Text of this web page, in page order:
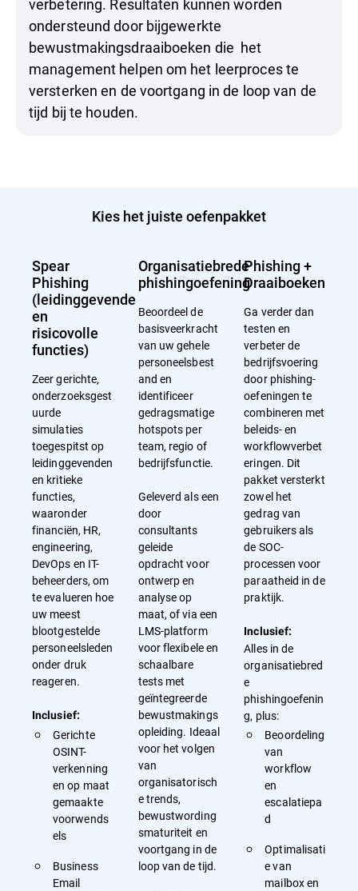
verbetering. Resultaten kunnen worden
ondersteund door bijgewerkte
bewustmakingsdraaiboeken die het
management helpen om het leerproces te
versterken en de voortgang in de loop van de
tijd bij te houden.
Kies het juiste oefenpakket
Spear
Phishing
(leidinggevende
en
risicovolle
functies)
Zeer gerichte,
onderzoeksgest
uurde
simulaties
toegespitst op
leidinggevenden
en kritieke
functies,
waaronder
financiën, HR,
engineering,
DevOps en IT-
beheerders, om
te evalueren hoe
uw meest
blootgestelde
personeelsleden
onder druk
reageren.
Inclusief:
Gerichte
OSINT-
verkenning
en op maat
gemaakte
voorwends
els
Business
Email
Organisatiebrede
phishingoefening
Beoordeel de
basisveerkracht
van uw gehele
personeelsbest
and en
identificeer
gedragsmatige
hotspots per
team, regio of
bedrijfsfunctie.
Geleverd als een
door
consultants
geleide
opdracht voor
ontwerp en
analyse op
maat, of via een
LMS-platform
voor flexibele en
schaalbare
tests met
geïntegreerde
bewustmakings
opleiding. Ideaal
voor het volgen
van
organisatorisch
e trends,
bewustwording
smaturiteit en
voortgang in de
loop van de tijd.
Phishing +
Draaiboeken
Ga verder dan
testen en
verbeter de
bedrijfsvoering
door phishing-
oefeningen te
combineren met
beleids- en
workflowverbet
eringen. Dit
pakket versterkt
zowel het
gedrag van
gebruikers als
de SOC-
processen voor
paraatheid in de
praktijk.
Inclusief:
Alles in de
organisatiebred
e
phishingoefenin
g, plus:
Beoordeling
van
workflow
en
escalatiepa
d
Optimalisati
e van
mailbox en